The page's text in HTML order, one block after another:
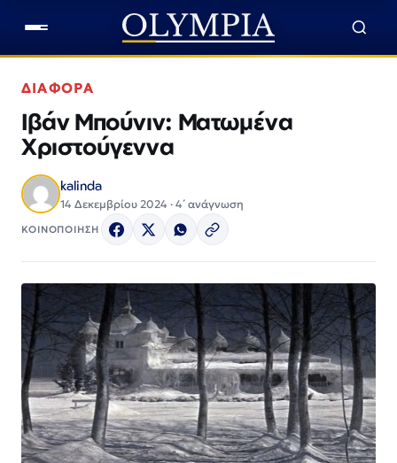
ΔΙΑΦΟΡΑ
Ιβάν Μπούνιν: Ματωμένα
Χριστούγεννα
kalinda
14 Δεκεμβρίου 2024 · 4΄ ανάγνωση
ΚΟΙΝΟΠΟΙΗΣΗ